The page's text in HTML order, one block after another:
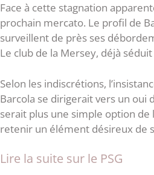
Face à cette stagnation
prochain mercato. Le profil de
surveillent de près ses
Le club de la Mersey, déjà
Selon les indiscrétions,
Barcola se dirigerait vers un oui
serait plus une simple option de
retenir un élément désireux de
Lire la suite sur le PSG